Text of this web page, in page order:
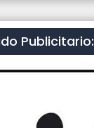
Publicitario: